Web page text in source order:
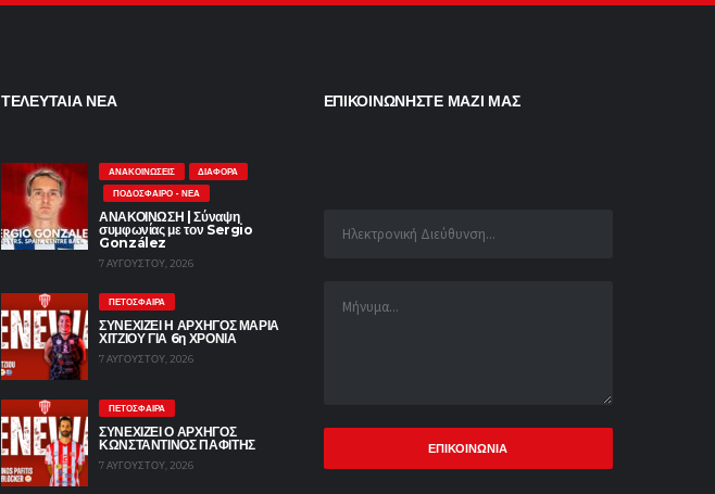
ΤΕΛΕΥΤΑΙΑ ΝΕΑ
ΑΝΑΚΟΙΝΏΣΕΙΣ
ΔΙΆΦΟΡΑ
ΠΟΔΌΣΦΑΙΡΟ - ΝΈΑ
ΑΝΑΚΟΙΝΩΣΗ | Σύναψη
συμφωνίας με τον Sergio
González
7 ΑΥΓΟΎΣΤΟΥ, 2026
ΠΕΤΌΣΦΑΙΡΑ
ΣΥΝΕΧΙΖΕΙ Η ΑΡΧΗΓΟΣ ΜΑΡΙΑ
ΧΙΤΖΙΟΥ ΓΙΑ 6η ΧΡΟΝΙΑ
7 ΑΥΓΟΎΣΤΟΥ, 2026
ΠΕΤΌΣΦΑΙΡΑ
ΣΥΝΕΧΙΖΕΙ Ο ΑΡΧΗΓΟΣ
ΚΩΝΣΤΑΝΤΙΝΟΣ ΠΑΦΙΤΗΣ
7 ΑΥΓΟΎΣΤΟΥ, 2026
ΕΠΙΚΟΙΝΩΝΗΣΤΕ ΜΑΖΙ ΜΑΣ